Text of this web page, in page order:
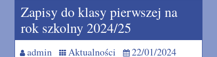
Zapisy do klasy pierwszej na
rok szkolny 2024/25
admin Aktualności 22/01/2024